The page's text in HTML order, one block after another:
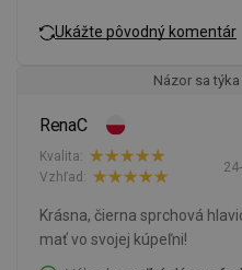
Ukážte pôvodný komentár
Názor sa
RenaC
Kvalita:
Vzhľad:
Krásna, čierna sprchová
mať vo svojej kúpeľni!